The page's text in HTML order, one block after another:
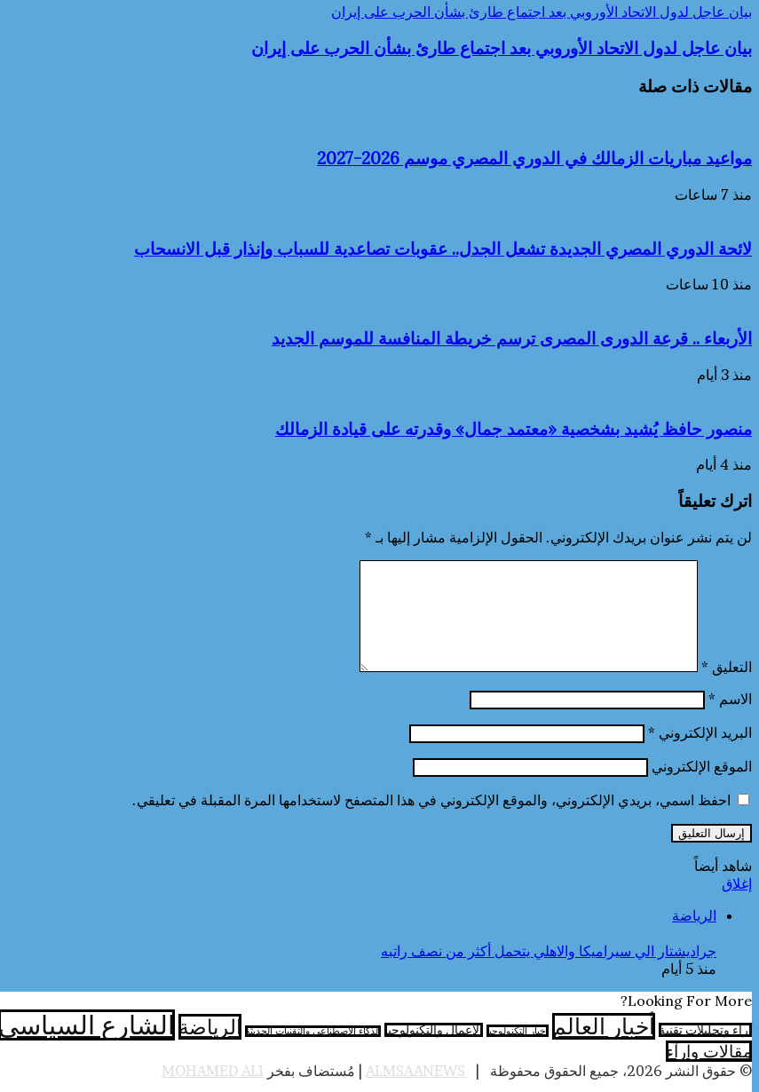
بيان عاجل لدول الاتحاد الأوروبي بعد اجتماع طارئ بشأن الحرب على إيران
بيان عاجل لدول الاتحاد الأوروبي بعد اجتماع طارئ بشأن الحرب على إيران
مقالات ذات صلة
مواعيد مباريات الزمالك في الدوري المصري موسم 2026-2027
منذ 7 ساعات
لائحة الدوري المصري الجديدة تشعل الجدل.. عقوبات تصاعدية للسباب وإنذار قبل الانسحاب
منذ 10 ساعات
الأربعاء .. قرعة الدورى المصرى ترسم خريطة المنافسة للموسم الجديد
منذ 3 أيام
منصور حافظ يُشيد بشخصية «معتمد جمال» وقدرته على قيادة الزمالك
منذ 4 أيام
اترك تعليقاً
لن يتم نشر عنوان بريدك الإلكتروني. الحقول الإلزامية مشار إليها بـ *
التعليق *
الاسم *
البريد الإلكتروني *
الموقع الإلكتروني
احفظ اسمي، بريدي الإلكتروني، والموقع الإلكتروني في هذا المتصفح لاستخدامها المرة المقبلة في تعليقي.
شاهد أيضاً
إغلاق
الرياضة
جراديشتار الي سيراميكا والاهلي يتحمل أكثر من نصف راتبه
منذ 5 أيام
Looking For More?
آراء وتحليلات تقنية أخبار العالم اخبار التكنولوجيا الأعمال والتكنولوجيا الذكاء الاصطناعي والتقنيات الحديثة الرياضة الشارع السياسي
مقالات وارآء
© حقوق النشر 2026، جميع الحقوق محفوظة | ALMSAANEWS | مُستضاف بفخر MOHAMED ALI